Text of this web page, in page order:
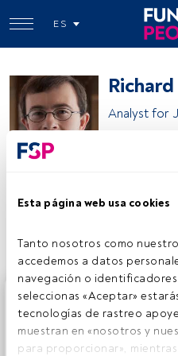
Esta página web usa cookies
Tanto nosotros como
accedemos a datos
navegación o
seleccionas «Aceptar»
tecnologías de rastreo
muestran en «nosotros y
para proporcionar»,
ES
Analyst for
Compartir:
Este es un artículo exclusivo
de FundsPeople. Si ya estás
botón Login. Si aún no
registrarte y disfrutar de